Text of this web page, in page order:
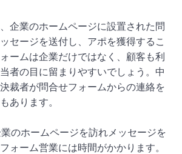
企業のホームページに設置された問
セージを送付し、アポを獲得するこ
ームは企業だけではなく、顧客も利
者の目に留まりやすいでしょう。中
裁者が問合せフォームからの連絡を
あります。
のホームページを訪れメッセージを
ォーム営業には時間がかかります。